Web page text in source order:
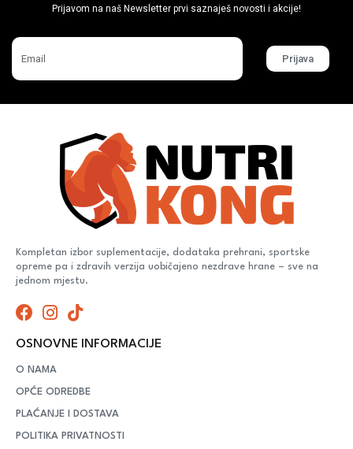
Prijavom na naš Newsletter prvi saznaješ novosti i akcije!
Prijava
Kompletan izbor suplementacije, dodataka prehrani, sportske
opreme pa i zdravih verzija uobičajeno nezdrave hrane – sve na
jednom mjestu.
OSNOVNE INFORMACIJE
O NAMA
OPĆE ODREDBE
PLAĆANJE I DOSTAVA
POLITIKA PRIVATNOSTI